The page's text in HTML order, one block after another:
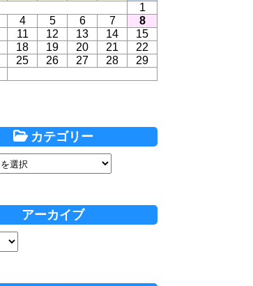
1
4 5 6 7
8
11 12 13 14
15
18 19 20 21
22
25 26 27 28
29
カテゴリー
アーカイブ